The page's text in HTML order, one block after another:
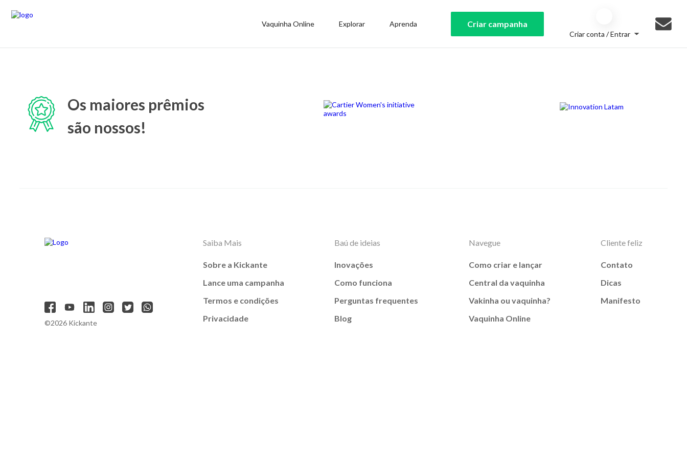
Vaquinha Online Explorar Aprenda Criar campanha
Criar conta / Entrar
Os maiores prêmios
são nossos!
©2026 Kickante
Saiba Mais
Sobre a Kickante
Lance uma campanha
Termos e condições
Privacidade
Baú de ideias
Inovações
Como funciona
Perguntas frequentes
Blog
Navegue
Como criar e lançar
Central da vaquinha
Vakinha ou vaquinha?
Vaquinha Online
Cliente feliz
Contato
Dicas
Manifesto